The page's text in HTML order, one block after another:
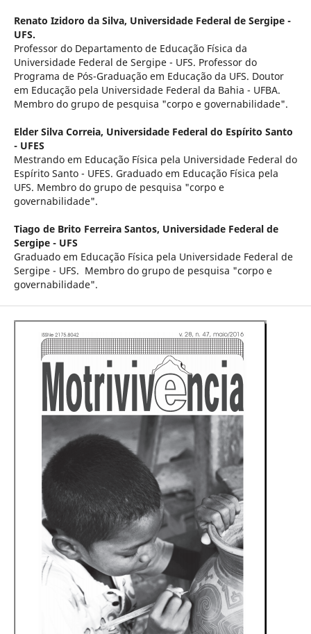
Renato Izidoro da Silva, Universidade Federal de Sergipe -
UFS.
Professor do Departamento de Educação Física da
Universidade Federal de Sergipe - UFS. Professor do
Programa de Pós-Graduação em Educação da UFS. Doutor
em Educação pela Universidade Federal da Bahia - UFBA.
Membro do grupo de pesquisa "corpo e governabilidade".
Elder Silva Correia, Universidade Federal do Espírito Santo
- UFES
Mestrando em Educação Física pela Universidade Federal do
Espírito Santo - UFES. Graduado em Educação Física pela
UFS. Membro do grupo de pesquisa "corpo e
governabilidade".
Tiago de Brito Ferreira Santos, Universidade Federal de
Sergipe - UFS
Graduado em Educação Física pela Universidade Federal de
Sergipe - UFS. Membro do grupo de pesquisa "corpo e
governabilidade".